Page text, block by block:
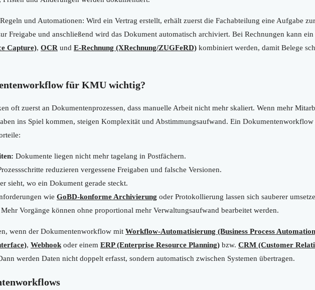
und Automationen: Wird ein Vertrag erstellt, erhält zuerst die Fachabteilung eine Aufgabe
Freigabe und anschließend wird das Dokument automatisch archiviert. Bei Rechnungen kann
Capture), OCR und E-Rechnung (XRechnung/ZUGFeRD) kombiniert werden, damit Belege
für KMU wichtig?
oft zuerst an Dokumentenprozessen, dass manuelle Arbeit nicht mehr skaliert. Wenn mehr
ins Spiel kommen, steigen Komplexität und Abstimmungsaufwand. Ein
Dokumente liegen nicht mehr tagelang in Postfächern.
reduzieren vergessene Freigaben und falsche Versionen.
sieht, wo ein Dokument gerade steckt.
wie GoBD-konforme Archivierung oder Protokollierung lassen sich sauberer
Mehr Vorgänge können ohne proportional mehr Verwaltungsaufwand bearbeitet werden.
wenn der Dokumentenworkflow mit Workflow-Automatisierung (Business Process
, Webhook oder einem ERP (Enterprise Resource Planning) bzw. CRM (Customer
werden Daten nicht doppelt erfasst, sondern automatisch zwischen Systemen übertragen.